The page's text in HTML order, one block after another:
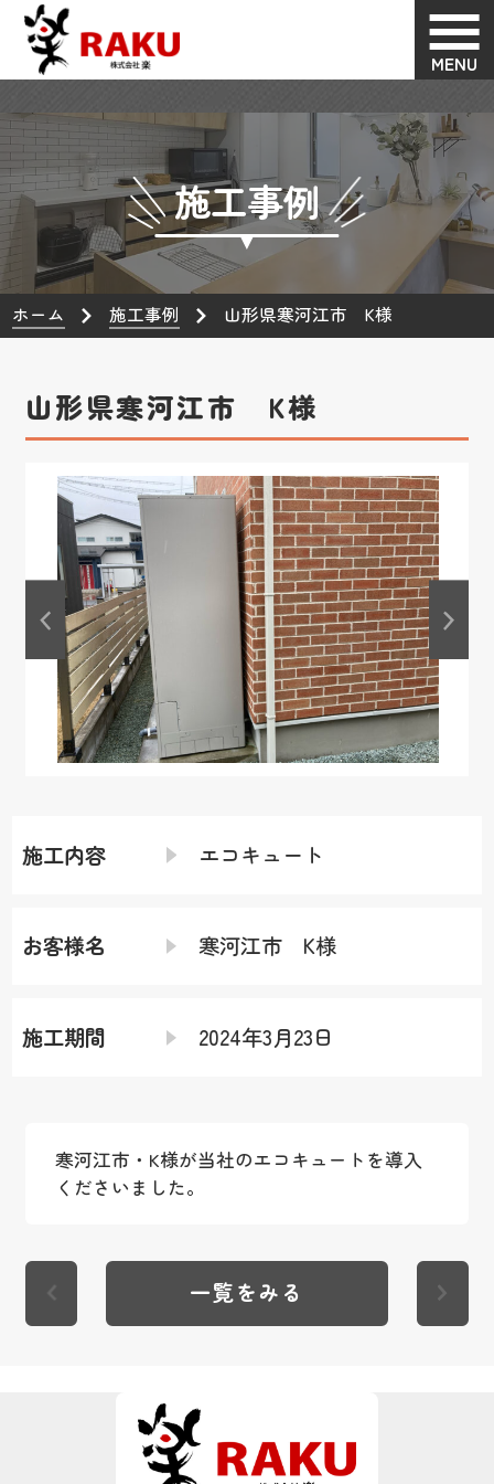
MENU
施工事例
ホーム 施工事例 山形県寒河江市 K様
山形県寒河江市 K様
施工内容 エコキュート
お客様名 寒河江市 K様
施工期間 2024年3月23日
寒河江市・K様が当社のエコキュートを導入
くださいました。
一覧をみる